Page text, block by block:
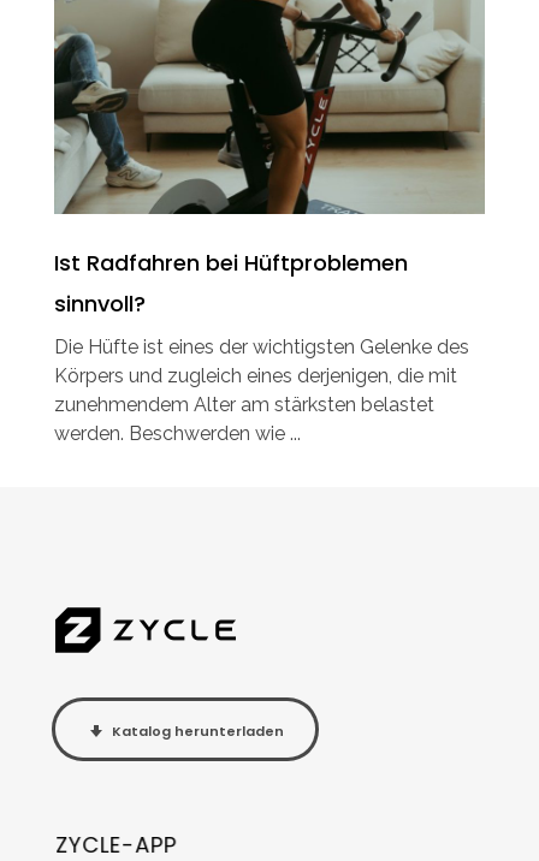
Ist Radfahren bei Hüftproblemen
sinnvoll?
Die Hüfte ist eines der wichtigsten Gelenke des
Körpers und zugleich eines derjenigen, die mit
zunehmendem Alter am stärksten belastet
werden. Beschwerden wie ...
Katalog herunterladen
ZYCLE-APP